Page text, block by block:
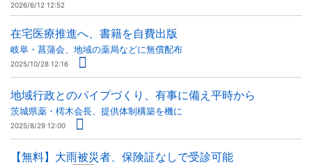
2026/6/12 12:52
在宅医療推進へ、書籍を自費出版
岐阜・菖蒲会、地域の薬局などに無償配布
2025/10/28 12:16
地域行政とのパイプづくり、有事に備え平時から
茨城県薬・樗木会長、提供体制構築を機に
2025/8/29 12:00
【無料】大雨被災者、保険証なしで受診可能